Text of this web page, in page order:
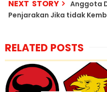
NEXT STORY
Anggota
Penjarakan Jika tidak
RELATED POSTS